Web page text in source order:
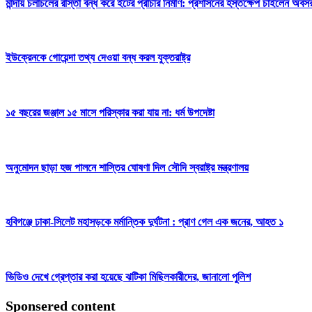
মান্দায় চলাচলের রাস্তা বন্ধ করে ইটের প্রাচীর নির্মাণ: প্রশাসনের হস্তক্ষেপ চাইলেন
ইউক্রেনকে গোয়েন্দা তথ্য দেওয়া বন্ধ করল যুক্তরাষ্ট্র
১৫ বছরের জঞ্জাল ১৫ মাসে পরিস্কার করা যায় না: ধর্ম উপদেষ্টা
অনুমোদন ছাড়া হজ পালনে শাস্তির ঘোষণা দিল সৌদি স্বরাষ্ট্র মন্ত্রণালয়
হবিগঞ্জে ঢাকা-সিলেট মহাসড়কে মর্মান্তিক দুর্ঘটনা : প্রাণ গেল এক জনের, আহত ১
ভিডিও দেখে গ্রেপ্তার করা হয়েছে ঝটিকা মিছিলকারীদের, জানালো পুলিশ
Sponsered content